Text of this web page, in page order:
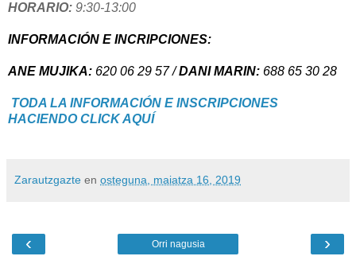
HORARIO: 9:30-13:00
INFORMACIÓN E INCRIPCIONES:
ANE MUJIKA: 620 06 29 57/ DANI MARIN: 688 65 30 28
TODA LA INFORMACIÓN E INSCRIPCIONES
HACIENDO CLICK AQUÍ
Zarautzgazte en osteguna, maiatza 16, 2019
‹ ›
Orri nagusia